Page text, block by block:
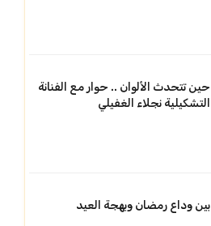
حين تتحدث الألوان .. حوار مع الفنانة
التشكيلية نجلاء الغفيلي
بين وداع رمضان وبهجة العيد